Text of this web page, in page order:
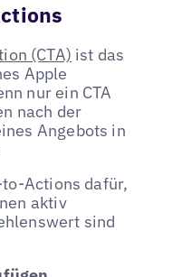
(CTA) ist das
Apple
nur ein CTA
nach der
Angebots in
Actions dafür,
aktiv
sind